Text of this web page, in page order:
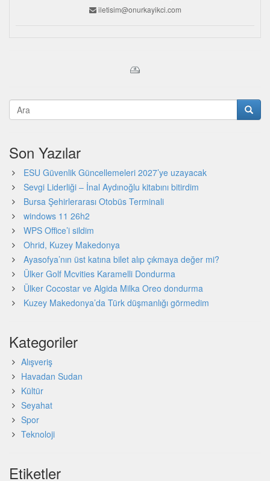
iletisim@onurkayikci.com
Son Yazılar
ESU Güvenlik Güncellemeleri 2027’ye uzayacak
Sevgi Liderliği – İnal Aydınoğlu kitabını bitirdim
Bursa Şehirlerarası Otobüs Terminali
windows 11 26h2
WPS Office’i sildim
Ohrid, Kuzey Makedonya
Ayasofya’nın üst katına bilet alıp çıkmaya değer mi?
Ülker Golf Mcvities Karamelli Dondurma
Ülker Cocostar ve Algida Milka Oreo dondurma
Kuzey Makedonya’da Türk düşmanlığı görmedim
Kategoriler
Alışveriş
Havadan Sudan
Kültür
Seyahat
Spor
Teknoloji
Etiketler